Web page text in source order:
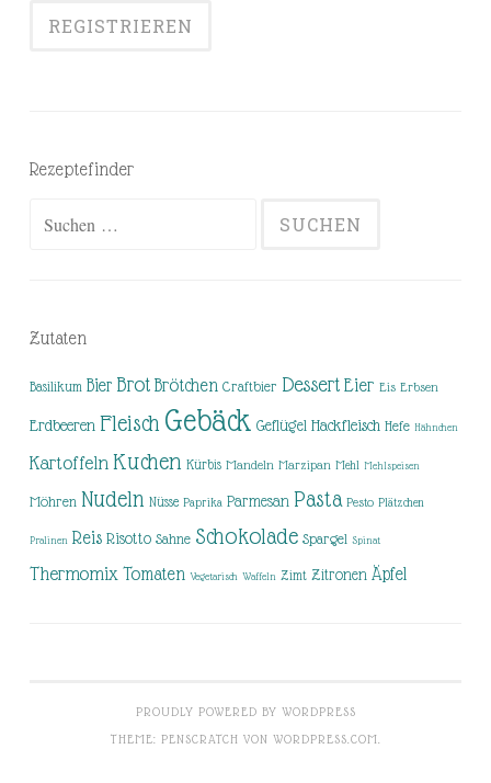
Rezeptefinder
Zutaten
Basilikum Bier Brot Brötchen Craftbier Dessert Eier Eis Erbsen
Erdbeeren Fleisch Gebäck Geflügel Hackfleisch Hefe Hähnchen
Kartoffeln Kuchen Kürbis Mandeln Marzipan Mehl Mehlspeisen
Möhren Nudeln Nüsse Paprika Parmesan Pasta Pesto Plätzchen
Pralinen Reis Risotto Sahne Schokolade Spargel Spinat
Thermomix Tomaten Vegetarisch Waffeln Zimt Zitronen Äpfel
PROUDLY POWERED BY WORDPRESS
THEME: PENSCRATCH VON WORDPRESS.COM